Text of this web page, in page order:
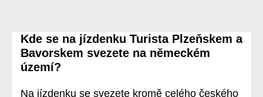
Kde se na jízdenku Turista Plzeňskem a
Bavorskem svezete na německém
území?
Na jízdenku se svezete kromě celého českého